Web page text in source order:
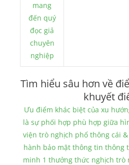
mang
đến quý
đọc giả
chuyên
nghiệp
Tìm hiểu sâu hơn về
khuyết
Ưu điểm khác biệt của xu
là sự phối hợp phù hợp giữa
viện trò nghịch phổ thông cái
hành bảo mật thông tin thông
minh 1 thưởng thức nghịch trò